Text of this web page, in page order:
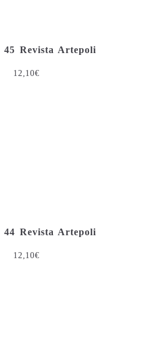
45 Revista Artepoli
12,10€
44 Revista Artepoli
12,10€